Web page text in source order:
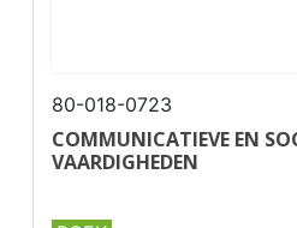
80-018-0723
COMMUNICATIEVE EN
VAARDIGHEDEN